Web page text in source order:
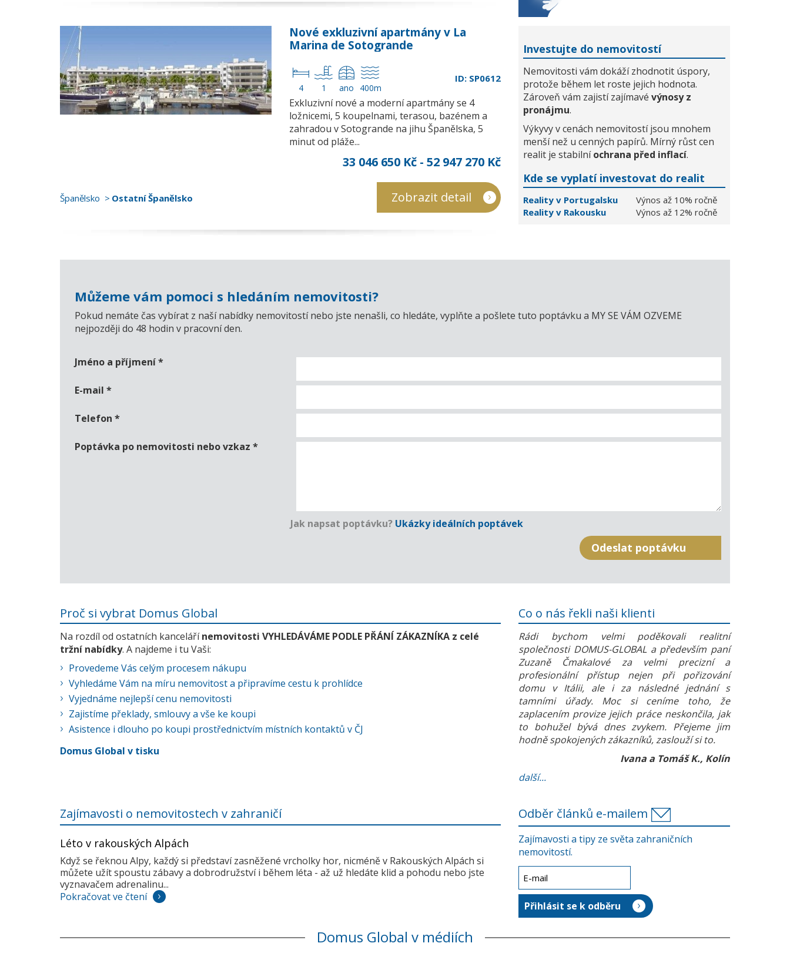
Nové exkluzivní apartmány v La
Marina de Sotogrande
4 1 ano 400m
ID: SP0612
Exkluzivní nové a moderní apartmány se 4
ložnicemi, 5 koupelnami, terasou, bazénem a
zahradou v Sotogrande na jihu Španělska, 5
minut od pláže...
33 046 650 Kč - 52 947 270 Kč
Španělsko Ostatní Španělsko Zobrazit detail
Investujte do nemovitostí
Nemovitosti vám dokáží zhodnotit úspory,
protože během let roste jejich hodnota.
Zároveň vám zajistí zajímavé výnosy z
pronájmu.
Výkyvy v cenách nemovitostí jsou mnohem
menší než u cenných papírů. Mírný růst cen
realit je stabilníochrana před inflací.
Kde se vyplatí investovat do realit
Reality v Portugalsku
Výnos až 10% ročně
Reality v Rakousku
Výnos až 12% ročně
Můžeme vám pomoci s hledáním nemovitosti?
Pokud nemáte čas vybírat z naší nabídky nemovitostí nebo jste nenašli, co hledáte, vyplňte a pošlete tuto poptávku a MY SE VÁM OZVEME
nejpozději do 48 hodin v pracovní den.
Jméno a příjmení*
E-mail *
Telefon *
Poptávka po nemovitosti nebo vzkaz *
Jak napsat poptávku? Ukázky ideálních poptávek
Proč si vybrat Domus Global
Na rozdíl od ostatních kancelářínemovitosti VYHLEDÁVÁME PODLE PŘÁNÍ ZÁKAZNÍKA z celé
tržní nabídky. A najdeme i tu Vaši:
Provedeme Vás celým procesem nákupu
Vyhledáme Vám na míru nemovitost a připravíme cestu k prohlídce
Vyjednáme nejlepší cenu nemovitosti
Zajistíme překlady, smlouvy a vše ke koupi
Asistence i dlouho po koupi prostřednictvím místních kontaktů v ČJ
Domus Global v tisku
Co o nás řekli naši klienti
Rádi bychom velmi poděkovali realitní
společnosti DOMUS-GLOBAL a především paní
Zuzaně Čmakalové za velmi precizní a
profesionální přístup nejen při pořizování
domu v Itálii, ale i za následné jednání s
tamními úřady. Moc si ceníme toho, že
zaplacením provize jejich práce neskončila, jak
to bohužel bývá dnes zvykem. Přejeme jim
hodně spokojených zákazníků, zaslouží si to.
Ivana a Tomáš K., Kolín
další...
Zajímavosti o nemovitostech v zahraničí
Léto v rakouských Alpách
Když se řeknou Alpy, každý si představí zasněžené vrcholky hor, nicméně v Rakouských Alpách si
můžete užít spoustu zábavy a dobrodružství i během léta - až už hledáte klid a pohodu nebo jste
vyznavačem adrenalinu...
Pokračovat ve čtení
Odběr článků e-mailem
Zajímavosti a tipy ze světa zahraničních
nemovitostí.
Domus Global v médiích